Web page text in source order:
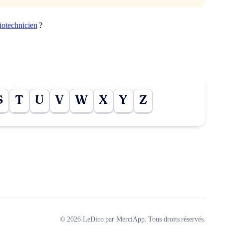
?
T U V W X Y Z
© 2026 LeDico par MerciApp. Tous droits réservés.